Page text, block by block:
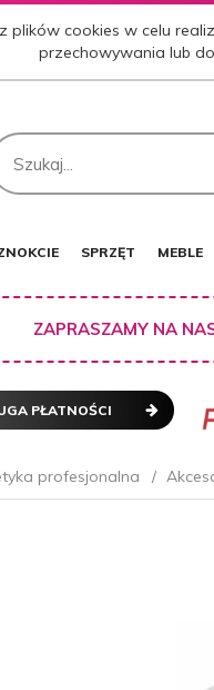
plików cookies w celu
przechowywania lub
SPRZĘT MEBLE
ZAPRASZAMY NA
PŁATNOŚCI
profesjonalna